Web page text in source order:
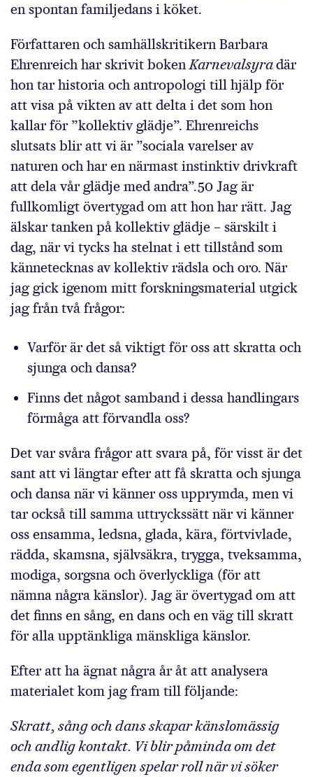
en spontan familjedans i köket.
Författaren och samhällskritikern Barbara
Ehrenreich har skrivit bokenKarnevalsyradär
hon tar historia och antropologi till hjälp för
att visa på vikten av att delta i det som hon
kallar för ”kollektiv glädje”. Ehrenreichs
slutsats blir att vi är ”sociala varelser av
naturen och har en närmast instinktiv drivkraft
att dela vår glädje med andra”.50 Jag är
fullkomligt övertygad om att hon har rätt. Jag
älskar tanken på kollektiv glädje – särskilt i
dag, när vi tycks ha stelnat i ett tillstånd som
kännetecknas av kollektiv rädsla och oro. När
jag gick igenom mitt forskningsmaterial utgick
jag från två frågor:
Varför är det så viktigt för oss att skratta och
sjunga och dansa?
Finns det något samband i dessa handlingars
förmåga att förvandla oss?
Det var svåra frågor att svara på, för visst är det
sant att vi längtar efter att få skratta och sjunga
och dansa när vi känner oss upprymda, men vi
tar också till samma uttryckssätt när vi känner
oss ensamma, ledsna, glada, kära, förtvivlade,
rädda, skamsna, självsäkra, trygga, tveksamma,
modiga, sorgsna och överlyckliga (för att
nämna några känslor). Jag är övertygad om att
det finns en sång, en dans och en väg till skratt
för alla upptänkliga mänskliga känslor.
Efter att ha ägnat några år åt att analysera
materialet kom jag fram till följande:
Skratt, sång och dans skapar känslomässig
och andlig kontakt. Vi blir påminda om det
enda som egentligen spelar roll när vi söker